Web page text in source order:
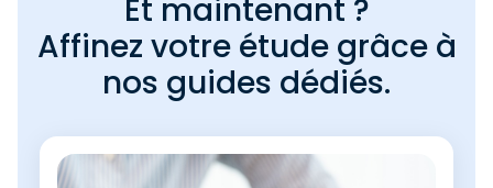
Et maintenant ?
Affinez votre étude grâce à
nos guides dédiés.